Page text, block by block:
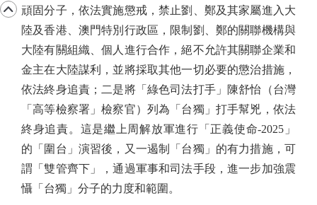
頑固分子，依法實施懲戒，禁止劉、鄭及其家屬進入大
陸及香港、澳門特別行政區，限制劉、鄭的關聯機構與
大陸有關組織、個人進行合作，絕不允許其關聯企業和
金主在大陸謀利，並將採取其他一切必要的懲治措施，
依法終身追責；二是將「綠色司法打手」陳舒怡（台灣
「高等檢察署」檢察官）列為「台獨」打手幫兇，依法
終身追責。這是繼上周解放軍進行「正義使命-2025」
的「圍台」演習後，又一遏制「台獨」的有力措施，可
謂「雙管齊下」，通過軍事和司法手段，進一步加強震
懾「台獨」分子的力度和範圍。